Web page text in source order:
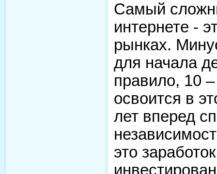
Самый
интернете -
рынках.
для начала
правило, 10
освоится в
лет вперед
это